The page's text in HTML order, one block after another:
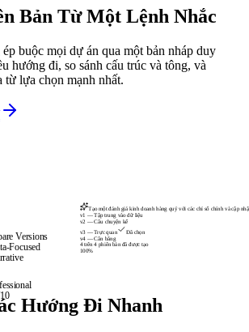
Bản Từ Một Lệnh Nhắc
buộc mọi dự án qua một bản nháp duy
hướng đi, so sánh cấu trúc và tông, và
từ lựa chọn mạnh nhất.
Tạo một đánh giá kinh doanh hàng quý với các chỉ số chính và cập
v1 — Tập trung vào dữ liệu
v2 — Câu chuyện kể
v3 — Trực quan Đã chọn
v4 — Cân bằng
4 trên 4 phiên bản đã được tạo
100%
Versions
Focused
Hướng Đi Nhanh